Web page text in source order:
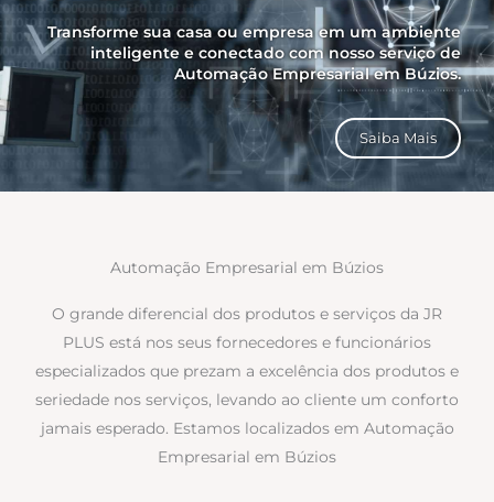
Transforme sua casa ou empresa em um ambiente
inteligente e conectado com nosso serviço de
Automação Empresarial em Búzios.
Saiba Mais
Automação Empresarial em Búzios
O grande diferencial dos produtos e serviços da JR
PLUS está nos seus fornecedores e funcionários
especializados que prezam a excelência dos produtos e
seriedade nos serviços, levando ao cliente um conforto
jamais esperado. Estamos localizados em Automação
Empresarial em Búzios